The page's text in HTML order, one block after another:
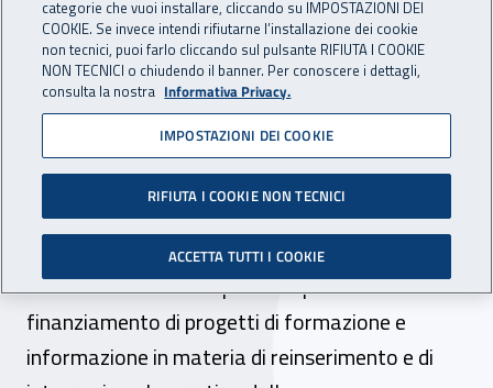
Finanziamento di progetti
di formazione e
informazione per il
reinserimento lavorativo
E' stato pubblicato in Gazzetta ufficiale
l'estratto dell'avviso pubblico per il
finanziamento di progetti di formazione e
informazione in materia di reinserimento e di
categorie che vuoi installare, cliccando su IMPOSTAZIONI DEI
COOKIE. Se invece intendi rifiutarne l’installazione dei cookie
non tecnici, puoi farlo cliccando sul pulsante RIFIUTA I COOKIE
NON TECNICI o chiudendo il banner. Per conoscere i dettagli,
consulta la nostra Informativa Privacy.
IMPOSTAZIONI DEI COOKIE
RIFIUTA I COOKIE NON TECNICI
ACCETTA TUTTI I COOKIE